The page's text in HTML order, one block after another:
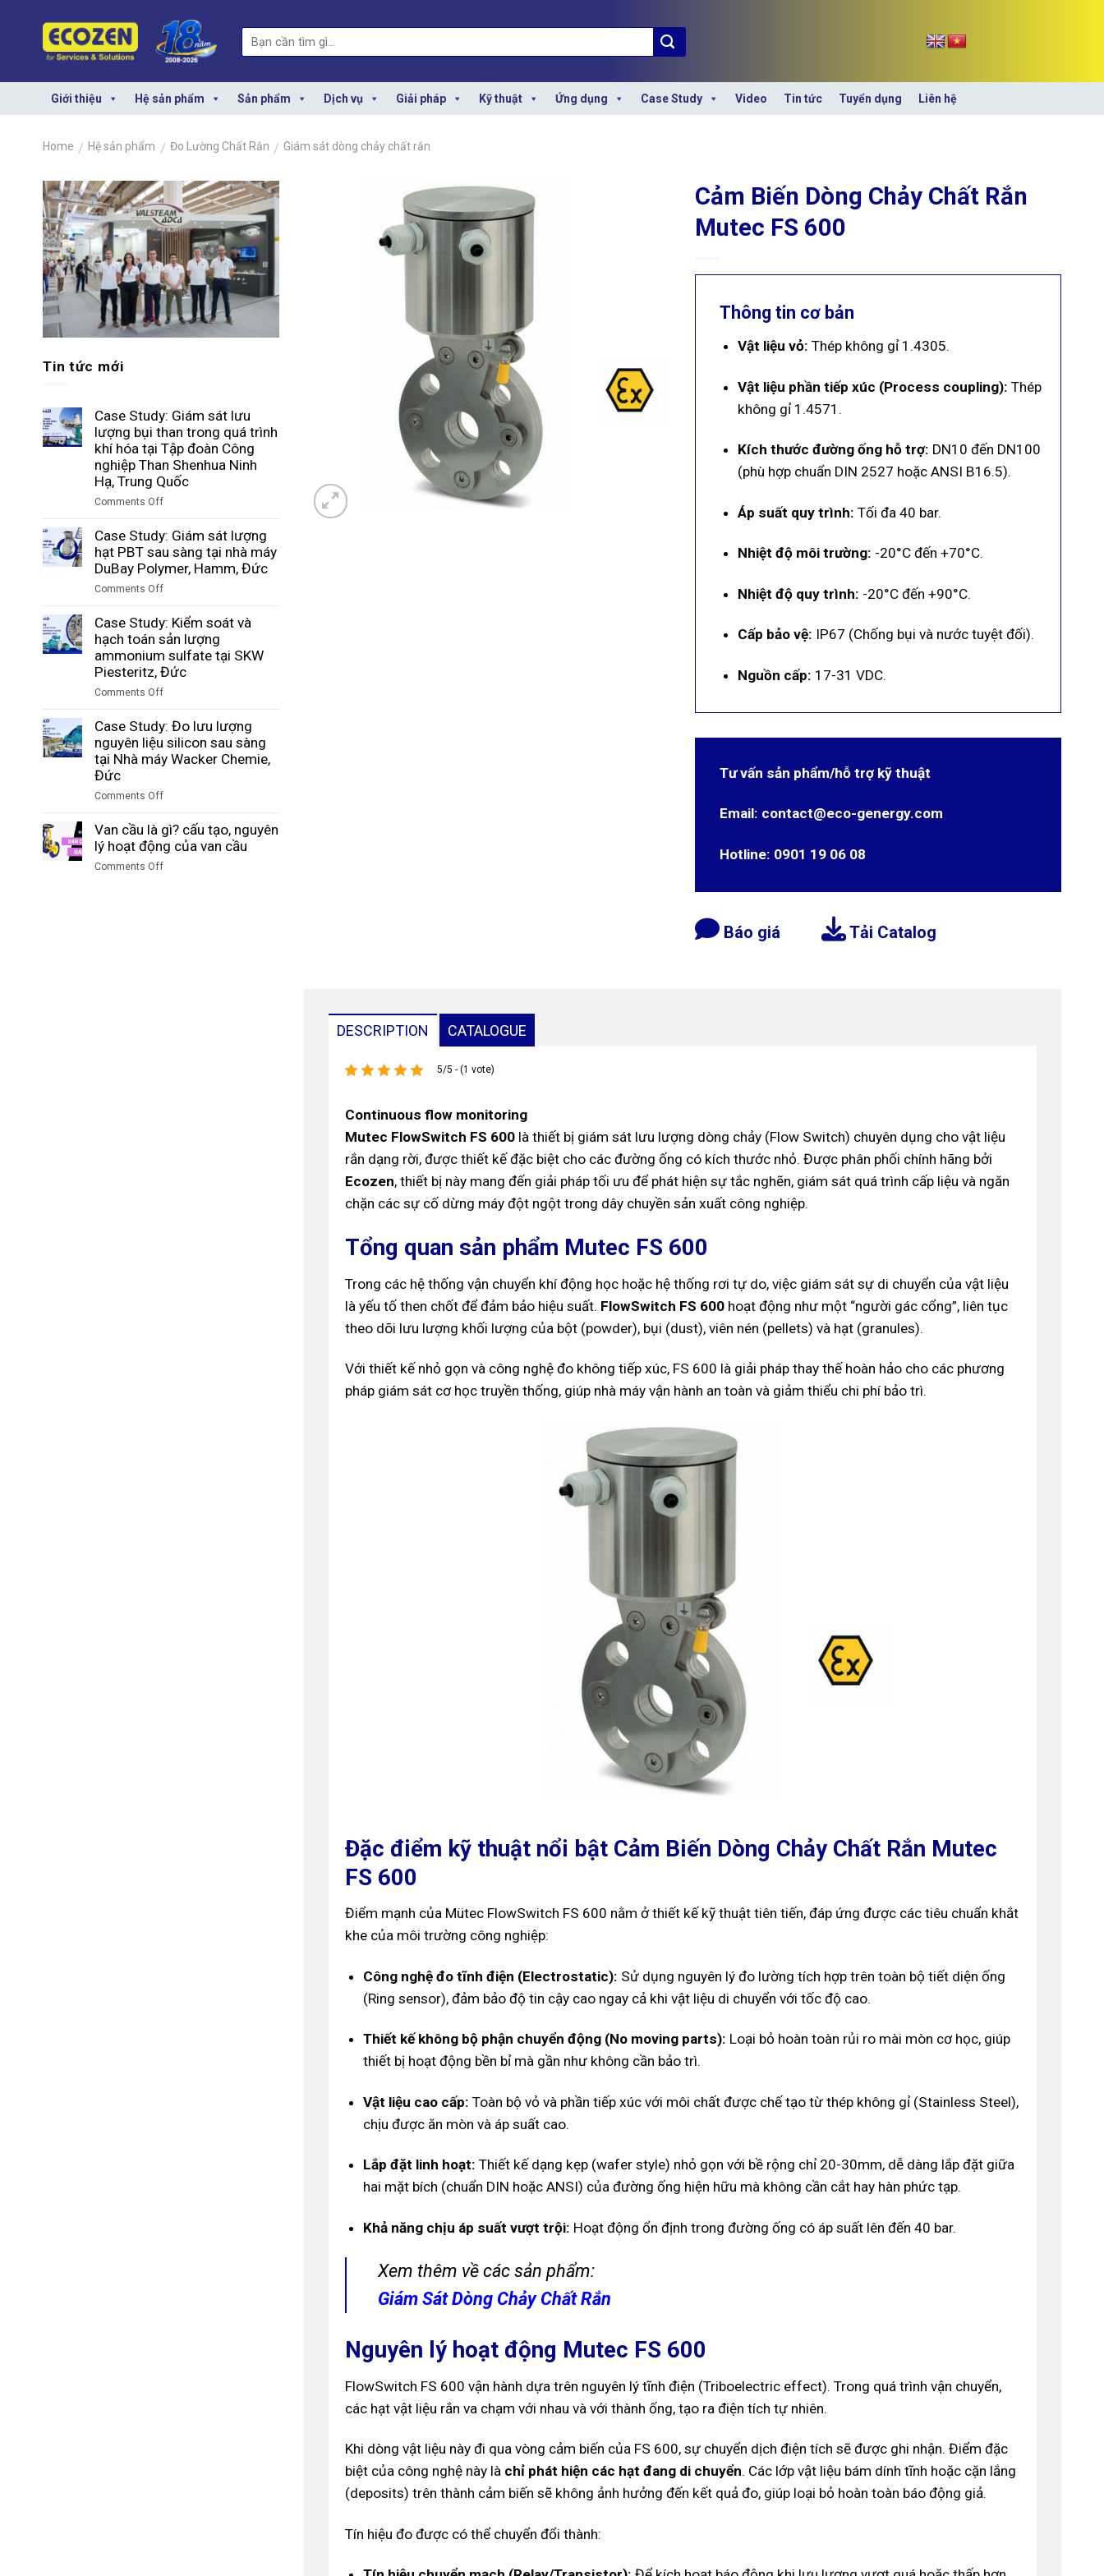
content
Search
for:
Giới thiệu Hệ sản phẩm Sản phẩm Dịch vụ Giải pháp Kỹ thuật Ứng dụng Case Study Video Tin tức Tuyển dụng Liên hệ
Home / Hệ sản phẩm / Đo Lường Chất Rắn / Giám sát dòng chảy chất rắn
Tin tức mới
Case Study: Giám sát lưu
lượng bụi than trong quá trình
khí hóa tại Tập đoàn Công
nghiệp Than Shenhua Ninh
Hạ, Trung Quốc
Comments Off
Case
Study:
Giám
lưu
bụi
than
trong
quá
trình
hóa
Tập
đoàn
Công
nghiệp
Shenhua
Ninh
Hạ,
Case Study: Giám sát lượng
hạt PBT sau sàng tại nhà máy
DuBay Polymer, Hamm, Đức
Comments Off
Case
Study:
Giám
sát
hạt
sau
sàng
tại
nhà
máy
Polymer,
Hamm,
Đức
Case Study: Kiểm soát và
hạch toán sản lượng
ammonium sulfate tại SKW
Piesteritz, Đức
Comments Off
Case
Study:
Kiểm
soát
hạch
sản
lượng
ammonium
Case Study: Đo lưu lượng
nguyên liệu silicon sau sàng
tại Nhà máy Wacker Chemie,
Đức
Comments Off
Case
Study:
lưu
Van cầu là gì? cấu tạo, nguyên
lý hoạt động của van cầu
Comments Off
Cảm Biến Dòng Chảy Chất Rắn
Mutec FS 600
Thông tin cơ bản
Vật liệu vỏ: Thép không gỉ 1.4305.
Vật liệu phần tiếp xúc (Process coupling): Thép
không gỉ 1.4571.
Kích thước đường ống hỗ trợ: DN10 đến DN100
(phù hợp chuẩn DIN 2527 hoặc ANSI B16.5).
Áp suất quy trình: Tối đa 40 bar.
Nhiệt độ môi trường: -20°C đến +70°C.
Nhiệt độ quy trình: -20°C đến +90°C.
Cấp bảo vệ: IP67 (Chống bụi và nước tuyệt đối).
Nguồn cấp: 17-31 VDC.
Tư vấn sản phẩm/hỗ trợ kỹ thuật
Email: contact@eco-genergy.com
Hotline: 0901 19 06 08
Báo giá Tải Catalog
DESCRIPTION CATALOGUE
5/5 - (1 vote)
Continuous flow monitoring
Mutec FlowSwitch FS 600là thiết bị giám sát lưu lượng dòng chảy (Flow Switch) chuyên dụng cho vật liệu
rắn dạng rời, được thiết kế đặc biệt cho các đường ống có kích thước nhỏ. Được phân phối chính hãng bởi
Ecozen, thiết bị này mang đến giải pháp tối ưu để phát hiện sự tắc nghẽn, giám sát quá trình cấp liệu và ngăn
chặn các sự cố dừng máy đột ngột trong dây chuyền sản xuất công nghiệp.
Tổng quan sản phẩm Mutec FS 600
Trong các hệ thống vận chuyển khí động học hoặc hệ thống rơi tự do, việc giám sát sự di chuyển của vật liệu
là yếu tố then chốt để đảm bảo hiệu suất. FlowSwitch FS 600hoạt động như một “người gác cổng”, liên tục
theo dõi lưu lượng khối lượng của bột (powder), bụi (dust), viên nén (pellets) và hạt (granules).
Với thiết kế nhỏ gọn và công nghệ đo không tiếp xúc, FS 600 là giải pháp thay thế hoàn hảo cho các phương
pháp giám sát cơ học truyền thống, giúp nhà máy vận hành an toàn và giảm thiểu chi phí bảo trì.
Đặc điểm kỹ thuật nổi bật Cảm Biến Dòng Chảy Chất Rắn Mutec
FS 600
Điểm mạnh của Mütec FlowSwitch FS 600 nằm ở thiết kế kỹ thuật tiên tiến, đáp ứng được các tiêu chuẩn khắt
khe của môi trường công nghiệp:
Công nghệ đo tĩnh điện (Electrostatic): Sử dụng nguyên lý đo lường tích hợp trên toàn bộ tiết diện ống
(Ring sensor), đảm bảo độ tin cậy cao ngay cả khi vật liệu di chuyển với tốc độ cao.
Thiết kế không bộ phận chuyển động (No moving parts): Loại bỏ hoàn toàn rủi ro mài mòn cơ học, giúp
thiết bị hoạt động bền bỉ mà gần như không cần bảo trì.
Vật liệu cao cấp: Toàn bộ vỏ và phần tiếp xúc với môi chất được chế tạo từ thép không gỉ (Stainless Steel),
chịu được ăn mòn và áp suất cao.
Lắp đặt linh hoạt: Thiết kế dạng kẹp (wafer style) nhỏ gọn với bề rộng chỉ 20-30mm, dễ dàng lắp đặt giữa
hai mặt bích (chuẩn DIN hoặc ANSI) của đường ống hiện hữu mà không cần cắt hay hàn phức tạp.
Khả năng chịu áp suất vượt trội: Hoạt động ổn định trong đường ống có áp suất lên đến 40 bar.
Xem thêm về các sản phẩm:
Giám Sát Dòng Chảy Chất Rắn
Nguyên lý hoạt động Mutec FS 600
FlowSwitch FS 600 vận hành dựa trên nguyên lý tĩnh điện (Triboelectric effect). Trong quá trình vận chuyển,
các hạt vật liệu rắn va chạm với nhau và với thành ống, tạo ra điện tích tự nhiên.
Khi dòng vật liệu này đi qua vòng cảm biến của FS 600, sự chuyển dịch điện tích sẽ được ghi nhận. Điểm đặc
biệt của công nghệ này là chỉ phát hiện các hạt đang di chuyển. Các lớp vật liệu bám dính tĩnh hoặc cặn lắng
(deposits) trên thành cảm biến sẽ không ảnh hưởng đến kết quả đo, giúp loại bỏ hoàn toàn báo động giả.
Tín hiệu đo được có thể chuyển đổi thành: